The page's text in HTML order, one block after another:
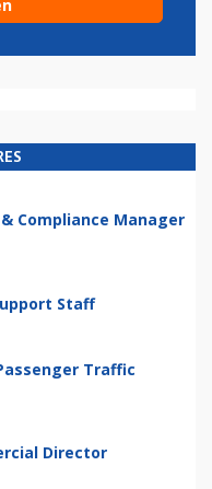
Compliance Manager
Staff
Traffic
Director